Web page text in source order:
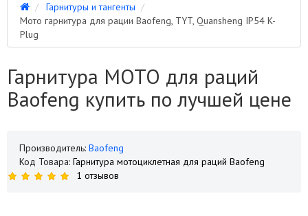
Гарнитуры и тангенты
Мото гарнитура для рации Baofeng, TYT, Quansheng IP54 K-
Plug
Гарнитура МОТО для раций
Baofeng купить по лучшей цене
Производитель: Baofeng
Код Товара: Гарнитура мотоциклетная для раций Baofeng
1 отзывов